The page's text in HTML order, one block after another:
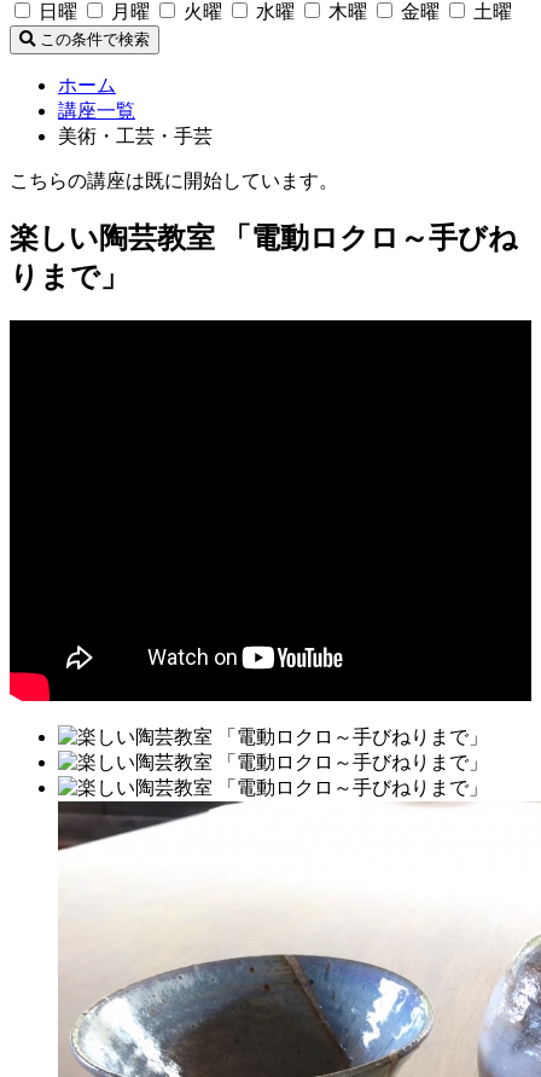
日曜
月曜 火曜 水曜 木曜 金曜 土曜
この条件で検索
ホーム
講座一覧
美術・工芸・手芸
こちらの講座は既に開始しています。
楽しい陶芸教室 「電動ロクロ～手びね
りまで」